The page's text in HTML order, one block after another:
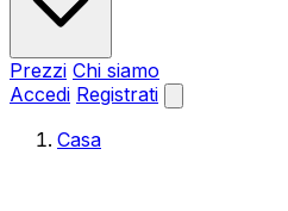
Prezzi Chi siamo
Accedi Registrati
Casa